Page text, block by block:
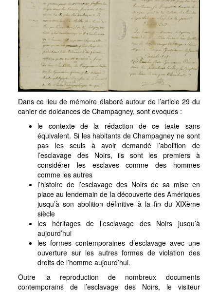
Dans ce lieu de mémoire élaboré autour de l’article 29 du
cahier de doléances de Champagney, sont évoqués :
le contexte de la rédaction de ce texte sans
équivalent. Si les habitants de Champagney ne sont
pas les seuls à avoir demandé l’abolition de
l’esclavage des Noirs, ils sont les premiers à
considérer les esclaves comme des hommes
comme les autres
l’histoire de l’esclavage des Noirs de sa mise en
place au lendemain de la découverte des Amériques
jusqu’à son abolition définitive à la fin du XIXème
siècle
les héritages de l’esclavage des Noirs jusqu’à
aujourd’hui
les formes contemporaines d’esclavage avec une
ouverture sur les autres formes de violation des
droits de l’homme aujourd’hui.
Outre la reproduction de nombreux documents
contemporains de l’esclavage des Noirs, le visiteur